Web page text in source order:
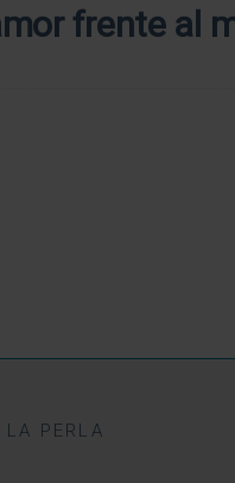
frente al
LA PERLA